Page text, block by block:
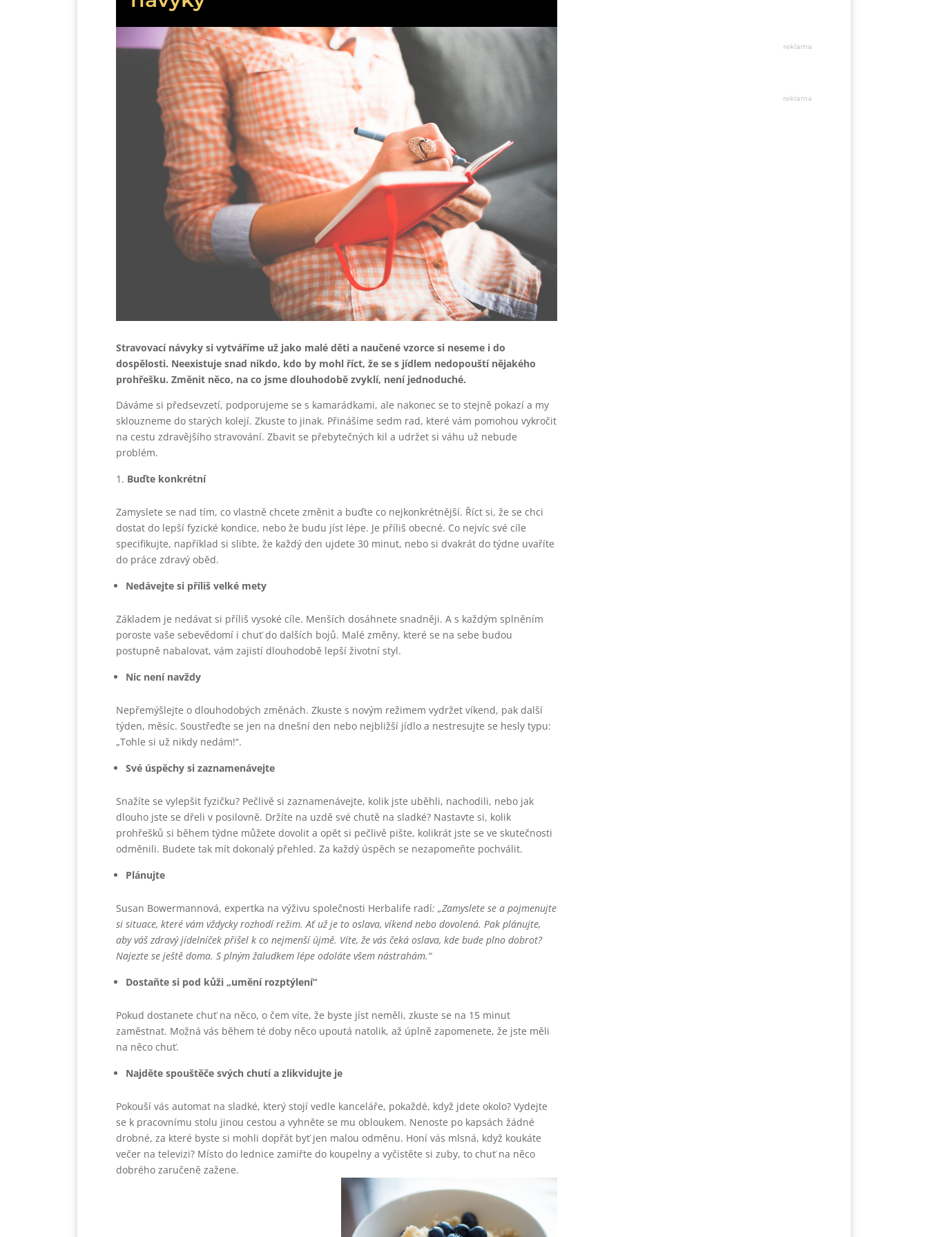
Stravovací návyky si vytváříme už jako malé děti a naučené vzorce si neseme i do
dospělosti. Neexistuje snad nikdo, kdo by mohl říct, že se s jídlem nedopouští nějakého
prohřešku. Změnit něco, na co jsme dlouhodobě zvyklí, není jednoduché.
Dáváme si předsevzetí, podporujeme se s kamarádkami, ale nakonec se to stejně pokazí a my
sklouzneme do starých kolejí. Zkuste to jinak. Přinášíme sedm rad, které vám pomohou vykročit
na cestu zdravějšího stravování. Zbavit se přebytečných kil a udržet si váhu už nebude
problém.
Buďte konkrétní
Zamyslete se nad tím, co vlastně chcete změnit a buďte co nejkonkrétnější. Říct si, že se chci
dostat do lepší fyzické kondice, nebo že budu jíst lépe. Je příliš obecné. Co nejvíc své cíle
specifikujte, například si slibte, že každý den ujdete 30 minut, nebo si dvakrát do týdne uvaříte
do práce zdravý oběd.
Nedávejte si příliš velké mety
Základem je nedávat si příliš vysoké cíle. Menších dosáhnete snadněji. A s každým splněním
poroste vaše sebevědomí i chuť do dalších bojů. Malé změny, které se na sebe budou
postupně nabalovat, vám zajistí dlouhodobě lepší životní styl.
Nic není navždy
Nepřemýšlejte o dlouhodobých změnách. Zkuste s novým režimem vydržet víkend, pak další
týden, měsíc. Soustřeďte se jen na dnešní den nebo nejbližší jídlo a nestresujte se hesly typu:
„Tohle si už nikdy nedám!“.
Své úspěchy si zaznamenávejte
Snažíte se vylepšit fyzičku? Pečlivě si zaznamenávejte, kolik jste uběhli, nachodili, nebo jak
dlouho jste se dřeli v posilovně. Držíte na uzdě své chutě na sladké? Nastavte si, kolik
prohřešků si během týdne můžete dovolit a opět si pečlivě pište, kolikrát jste se ve skutečnosti
odměnili. Budete tak mít dokonalý přehled. Za každý úspěch se nezapomeňte pochválit.
Plánujte
Susan Bowermannová, expertka na výživu společnosti Herbalife radí: „Zamyslete se a pojmenujte
si situace, které vám vždycky rozhodí režim. Ať už je to oslava, víkend nebo dovolená. Pak plánujte,
aby váš zdravý jídelníček přišel k co nejmenší újmě. Víte, že vás čeká oslava, kde bude plno dobrot?
Najezte se ještě doma. S plným žaludkem lépe odoláte všem nástrahám.“
Dostaňte si pod kůži „umění rozptýlení“
Pokud dostanete chuť na něco, o čem víte, že byste jíst neměli, zkuste se na 15 minut
zaměstnat. Možná vás během té doby něco upoutá natolik, až úplně zapomenete, že jste měli
na něco chuť.
Najděte spouštěče svých chutí a zlikvidujte je
Pokouší vás automat na sladké, který stojí vedle kanceláře, pokaždé, když jdete okolo? Vydejte
se k pracovnímu stolu jinou cestou a vyhněte se mu obloukem. Nenoste po kapsách žádné
drobné, za které byste si mohli dopřát byť jen malou odměnu. Honí vás mlsná, když koukáte
večer na televizi? Místo do lednice zamiřte do koupelny a vyčistěte si zuby, to chuť na něco
dobrého zaručeně zažene.
reklama
reklama